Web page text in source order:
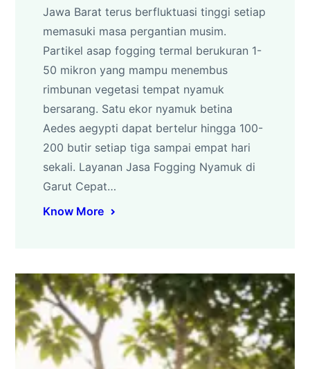
Jawa Barat terus berfluktuasi tinggi setiap
memasuki masa pergantian musim.
Partikel asap fogging termal berukuran 1-
50 mikron yang mampu menembus
rimbunan vegetasi tempat nyamuk
bersarang. Satu ekor nyamuk betina
Aedes aegypti dapat bertelur hingga 100-
200 butir setiap tiga sampai empat hari
sekali. Layanan Jasa Fogging Nyamuk di
Garut Cepat…
Know More